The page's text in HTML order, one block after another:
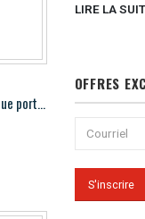
Hougen HMD904 Perceuse magnétique portable
LIRE LA
OFFRES